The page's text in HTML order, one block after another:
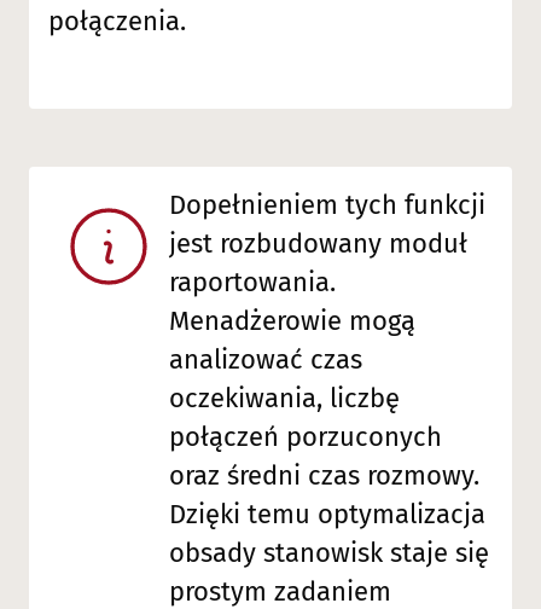
połączenia.
Dopełnieniem tych funkcji
jest rozbudowany moduł
raportowania.
Menadżerowie mogą
analizować czas
oczekiwania, liczbę
połączeń porzuconych
oraz średni czas rozmowy.
Dzięki temu optymalizacja
obsady stanowisk staje się
prostym zadaniem